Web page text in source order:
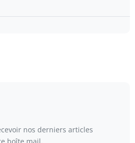
nos derniers articles